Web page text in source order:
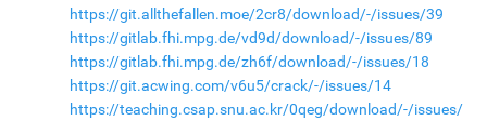
https://git.allthefallen.moe/2cr8/download/-/issues/39
https://gitlab.fhi.mpg.de/vd9d/download/-/issues/89
https://gitlab.fhi.mpg.de/zh6f/download/-/issues/18
https://git.acwing.com/v6u5/crack/-/issues/14
https://teaching.csap.snu.ac.kr/0qeg/download/-/issues/